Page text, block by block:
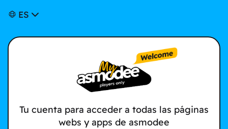
ES
Tu cuenta para acceder a todas las páginas
webs y apps de asmodee